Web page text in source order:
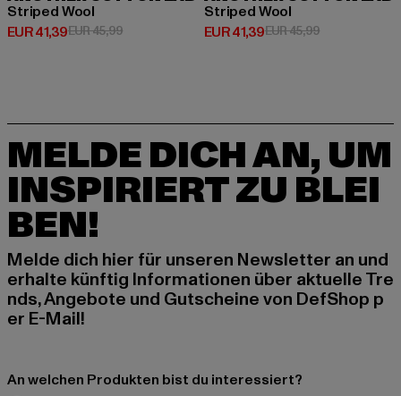
Striped Wool
EUR 41,39
Derzeitiger Preis: EUR 41,39
EUR 45,99Aktionspreis: EUR 45,99
Striped Wool
EUR 41,39
Derzeitiger Preis: EUR 41,39
EUR 45,99Aktionspreis:
MELDE DICH AN, UM
INSPIRIERT ZU BLEI
BEN!
Melde dich hier für unseren Newsletter an und
erhalte künftig Informationen über aktuelle Tre
nds, Angebote und Gutscheine von DefShop p
er E-Mail!
An welchen Produkten bist du interessiert?